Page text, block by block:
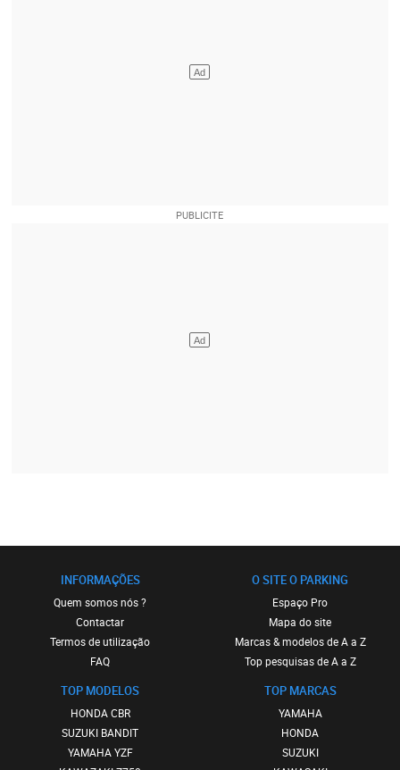
INFORMAÇÕES
Quem somos nós ?
Contactar
Termos de utilização
FAQ
TOP MODELOS
HONDA CBR
SUZUKI BANDIT
YAMAHA YZF
O SITE O PARKING
Espaço Pro
Mapa do site
Marcas & modelos de A a Z
Top pesquisas de A a Z
TOP MARCAS
YAMAHA
HONDA
SUZUKI